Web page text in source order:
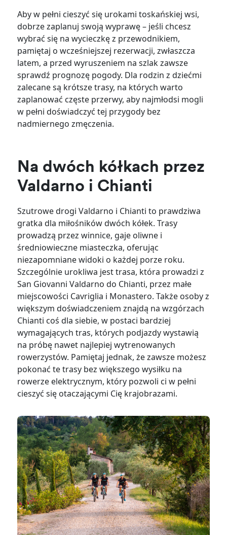
Aby w pełni cieszyć się urokami toskańskiej wsi,
dobrze zaplanuj swoją wyprawę – jeśli chcesz
wybrać się na wycieczkę z przewodnikiem,
pamiętaj o wcześniejszej rezerwacji, zwłaszcza
latem, a przed wyruszeniem na szlak zawsze
sprawdź prognozę pogody. Dla rodzin z dziećmi
zalecane są krótsze trasy, na których warto
zaplanować częste przerwy, aby najmłodsi mogli
w pełni doświadczyć tej przygody bez
nadmiernego zmęczenia.
Na dwóch kółkach przez
Valdarno i Chianti
Szutrowe drogi Valdarno i Chianti to prawdziwa
gratka dla miłośników dwóch kółek. Trasy
prowadzą przez winnice, gaje oliwne i
średniowieczne miasteczka, oferując
niezapomniane widoki o każdej porze roku.
Szczególnie urokliwa jest trasa, która prowadzi z
San Giovanni Valdarno do Chianti, przez małe
miejscowości Cavriglia i Monastero. Także osoby z
większym doświadczeniem znajdą na wzgórzach
Chianti coś dla siebie, w postaci bardziej
wymagających tras, których podjazdy wystawią
na próbę nawet najlepiej wytrenowanych
rowerzystów. Pamiętaj jednak, że zawsze możesz
pokonać te trasy bez większego wysiłku na
rowerze elektrycznym, który pozwoli ci w pełni
cieszyć się otaczającymi Cię krajobrazami.